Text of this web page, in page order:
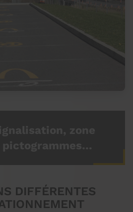
DIFFÉRENTES